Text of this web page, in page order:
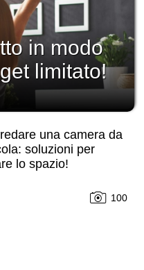
in modo
limitato!
una camera da
soluzioni per
lo spazio!
100